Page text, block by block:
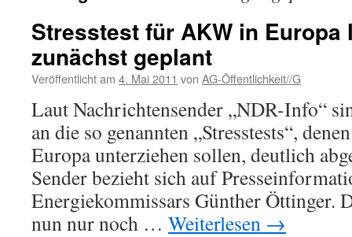
Stresstest für AKW in Europa
zunächst geplant
Veröffentlicht am 4. Mai 2011 von AG-Öffentlichkeit//G
Laut Nachrichtensender „NDR-Info“
an die so genannten „Stresstests“,
Europa unterziehen sollen, deutlich
Sender bezieht sich auf
Energiekommissars Günther Öttinger.
nun nur noch … Weiterlesen →